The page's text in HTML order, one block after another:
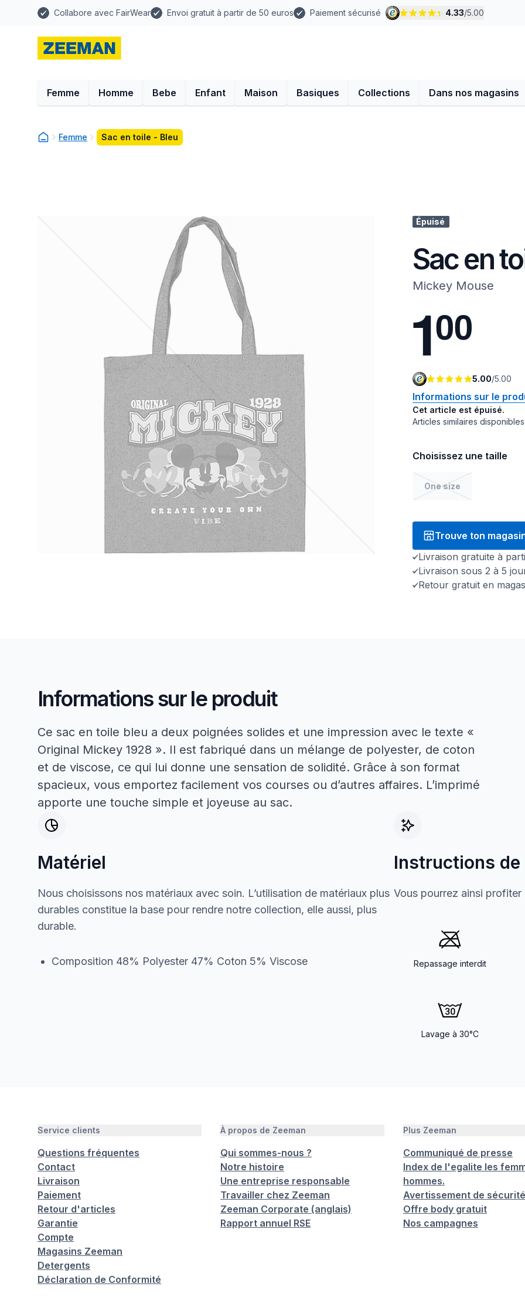
Collabore avec FairWear Envoi gratuit à partir de 50 euros Paiement sécurisé 4.33/5.00
Femme Homme Bebe Enfant Maison Basiques Collections Dans nos magasins
Femme Sac en toile - Bleu
Épuisé
Sac en
Mickey Mouse
100
5.00/5.00
Informations sur le
Cet article est épuisé.
Articles similaires disponibles.
Choisissez une taille
One size
Trouve ton
Livraison gratuite à
Livraison sous 2 à 5
Retour gratuit en
Informations sur le produit
Ce sac en toile bleu a deux poignées solides et une impression avec le texte «
Original Mickey 1928 ». Il est fabriqué dans un mélange de polyester, de coton
et de viscose, ce qui lui donne une sensation de solidité. Grâce à son format
spacieux, vous emportez facilement vos courses ou d’autres affaires. L’imprimé
apporte une touche simple et joyeuse au sac.
Matériel
Nous choisissons nos matériaux avec soin. L’utilisation de matériaux plus
durables constitue la base pour rendre notre collection, elle aussi, plus
durable.
Composition 48% Polyester 47% Coton 5% Viscose
Instructions
Vous pourrez ainsi
Repassage interdit
Lavage à 30°C
Service clients
Questions fréquentes
Contact
Livraison
Paiement
Retour d'articles
Garantie
Compte
Magasins Zeeman
Detergents
Déclaration de Conformité
À propos de Zeeman
Qui sommes-nous ?
Notre histoire
Une entreprise responsable
Travailler chez Zeeman
Zeeman Corporate (anglais)
Rapport annuel RSE
Plus Zeeman
Communiqué de presse
Index de l'egalite les
hommes.
Avertissement de sécurité
Offre body gratuit
Nos campagnes